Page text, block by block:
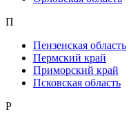
П
Пензенская область
Пермский край
Приморский край
Псковская область
Р